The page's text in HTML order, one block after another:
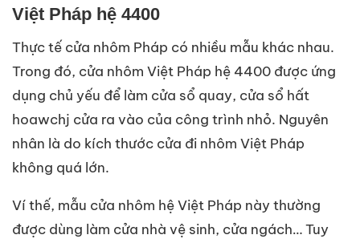
Việt Pháp hệ 4400
Thực tế cửa nhôm Pháp có nhiều mẫu khác nhau.
Trong đó, cửa nhôm Việt Pháp hệ 4400 được ứng
dụng chủ yếu để làm cửa sổ quay, cửa sổ hất
hoawchj cửa ra vào của công trình nhỏ. Nguyên
nhân là do kích thước cửa đi nhôm Việt Pháp
không quá lớn.
Ví thế, mẫu cửa nhôm hệ Việt Pháp này thường
được dùng làm cửa nhà vệ sinh, cửa ngách… Tuy